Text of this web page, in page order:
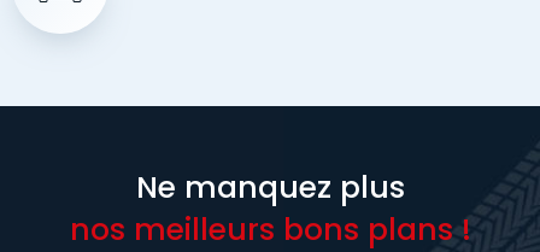
Ne manquez plus
nos meilleurs bons plans !